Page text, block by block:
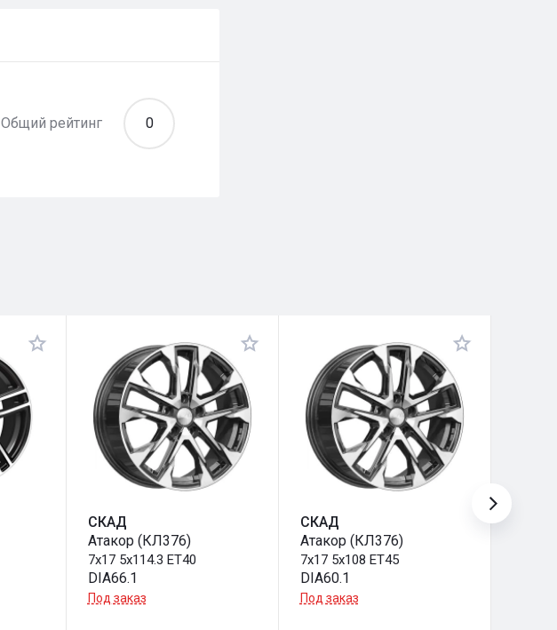
Общий рейтинг 0
СКАД
Атакор (КЛ376)
7x17 5x114.3 ET40
DIA66.1
Под заказ
СКАД
Атакор (КЛ376)
7x17 5x108 ET45
DIA60.1
Под заказ